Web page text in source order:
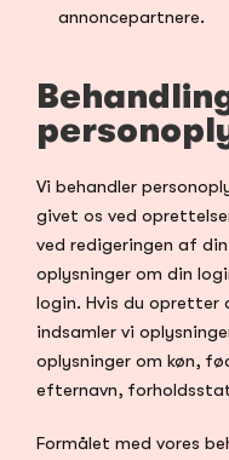
annoncepartnere.
Vi behandler
givet os ved
ved redigeringen af
oplysninger om din
login. Hvis du opretter
indsamler vi
oplysninger om køn,
efternavn,
Formålet med vores